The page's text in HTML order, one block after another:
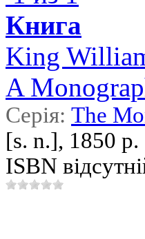
Книга
King
A
Серія: The
[s. n.], 1850 р.
ISBN